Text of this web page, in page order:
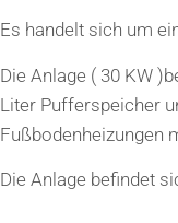
Es handelt sich um
Die Anlage ( 30 KW
Liter Pufferspeicher
Fußbodenheizungen
Die Anlage befindet